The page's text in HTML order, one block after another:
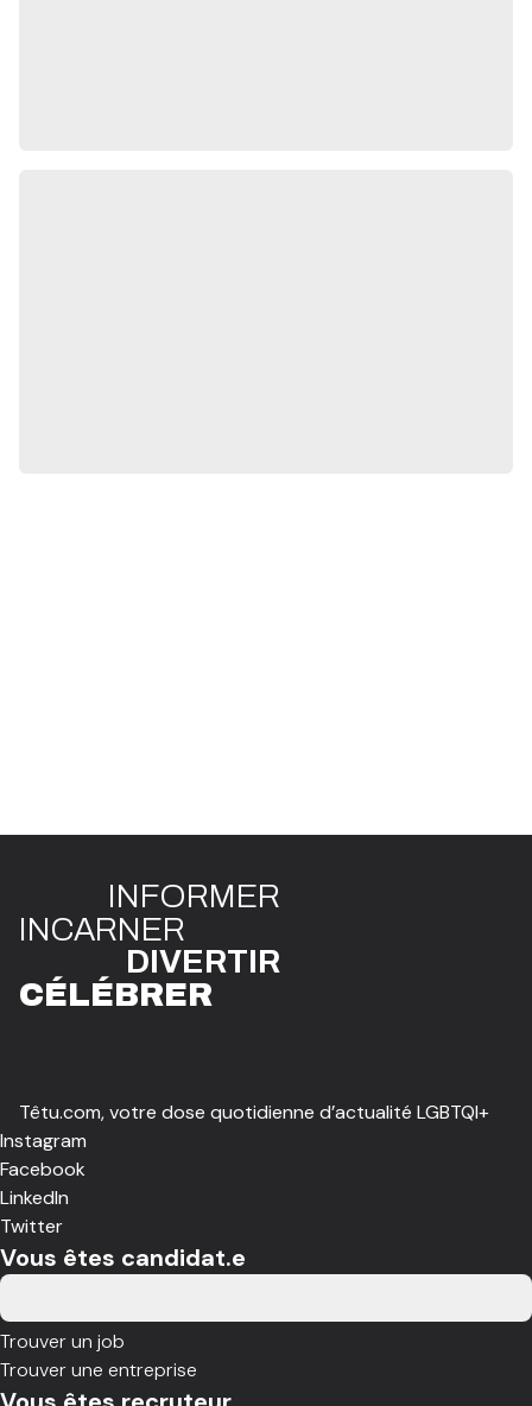
INFORMER
INCARNER
DIVERTIR
CÉLÉBRER
Têtu.com, votre dose quotidienne d’actualité LGBTQI+
Instagram
Facebook
LinkedIn
Twitter
Vous êtes candidat.e
Trouver un job
Trouver une entreprise